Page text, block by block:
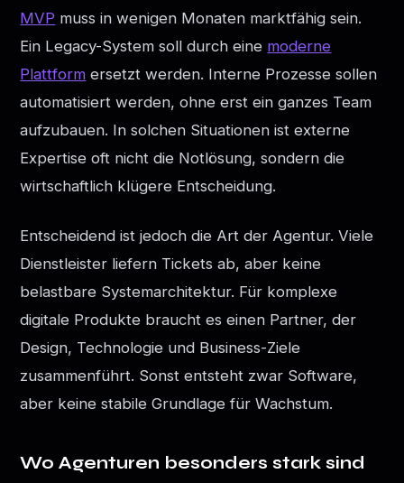
MVP muss in wenigen Monaten marktfähig sein.
Ein Legacy-System soll durch eine moderne
Plattform ersetzt werden. Interne Prozesse sollen
automatisiert werden, ohne erst ein ganzes Team
aufzubauen. In solchen Situationen ist externe
Expertise oft nicht die Notlösung, sondern die
wirtschaftlich klügere Entscheidung.
Entscheidend ist jedoch die Art der Agentur. Viele
Dienstleister liefern Tickets ab, aber keine
belastbare Systemarchitektur. Für komplexe
digitale Produkte braucht es einen Partner, der
Design, Technologie und Business-Ziele
zusammenführt. Sonst entsteht zwar Software,
aber keine stabile Grundlage für Wachstum.
Wo Agenturen besonders stark sind